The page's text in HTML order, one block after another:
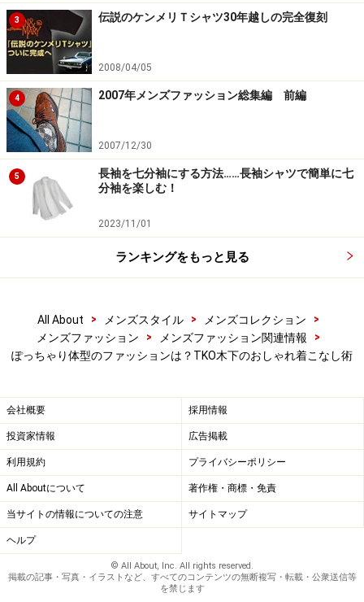
人気デニムブランド「ドゥニーム」とのコラボジーンズ。サ
ルエルタイプとストレートの2型で展開
ブランド名を象徴する“44”の刺繍がアクセント。ゆったりと
した先細りのサルエルシルエットなので、太ももや腰のハリ
が気にならないデザイン
「今の僕の年齢と、ラッキーナンバーなんですよ。おみ
くじ引いたら44番とか。それで、降りてきました
年齢だけでなく、ラッキーナンバーであることもブランドネ
ームの由来
――失礼ですが、木下さんって、若いころはスリムでした
よね？いつから体型を認めてブッカブカのファッション
にシフトしたんですか？
3 伝説のケンメリＴシャツ30年越しの完全復刻
2008/04/05
4 2007年メンズファッション総集編 前編
2007/12/30
5
長袖を七分袖にする方法……長袖シャツで簡単に七
分袖を楽しむ！
2023/11/01
ランキングをもっと見る
All About > メンズスタイル > メンズコレクション
>
メンズファッション
> メンズファッション関連情報
>
ぽっちゃり体型のファッションは？TKO木下のおしゃれ着こなし術
会社概要 採用情報
投資家情報 広告掲載
利用規約 プライバシーポリシー
All Aboutについて 著作権・商標・免責
当サイトの情報についての注意 サイトマップ
ヘルプ
© All About, Inc. All rights reserved.
掲載の記事・写真・イラストなど、すべてのコンテンツの無断複写・転載・公衆送信等
を禁じます